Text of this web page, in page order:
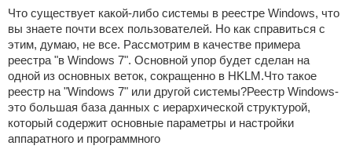
Что существует какой-либо системы в реестре Windows, что
вы знаете почти всех пользователей. Но как справиться с
этим, думаю, не все. Рассмотрим в качестве примера
реестра "в Windows 7". Основной упор будет сделан на
одной из основных веток, сокращенно в HKLM.Что такое
реестр на "Windows 7" или другой системы?Реестр Windows-
это большая база данных с иерархической структурой,
который содержит основные параметры и настройки
аппаратного и программного